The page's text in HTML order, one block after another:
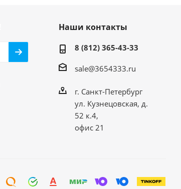
Наши контакты
8 (812) 365-43-33
sale@3654333.ru
г. Санкт-Петербург
ул. Кузнецовская, д.
52 к.4,
офис 21